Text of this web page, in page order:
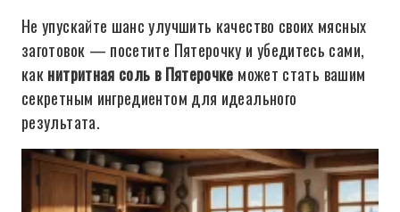
Не упускайте шанс улучшить качество своих мясных
заготовок — посетите Пятерочку и убедитесь сами,
какнитритная соль в Пятерочке может стать вашим
секретным ингредиентом для идеального
результата.